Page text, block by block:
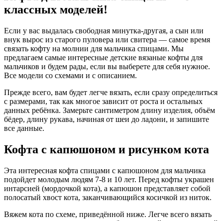
классных моделей!
Если у вас выдалась свободная минутка-другая, а сын или
внук вырос из старого пуловера или свитера — самое время
связать кофту на молнии для мальчика спицами. Мы
предлагаем самые интересные детские вязаные кофты для
мальчиков и будем рады, если вы выберете для себя нужное.
Все модели со схемами и с описанием.
Прежде всего, вам будет легче вязать, если сразу определиться
с размерами, так как многое зависит от роста и остальных
данных ребёнка. Замерьте сантиметром длину изделия, объём
бёдер, длину рукава, начиная от шеи до ладони, и запишите
все данные.
Кофта с капюшоном и рисунком кота
Эта интересная кофта спицами с капюшоном для мальчика
подойдет молодым людям 7-8 и 10 лет. Перед кофты украшен
интарсией (мордочкой кота), а капюшон представляет собой
полосатый хвост кота, заканчивающийся косичкой из ниток.
Вяжем кота по схеме, приведённой ниже. Легче всего вязать